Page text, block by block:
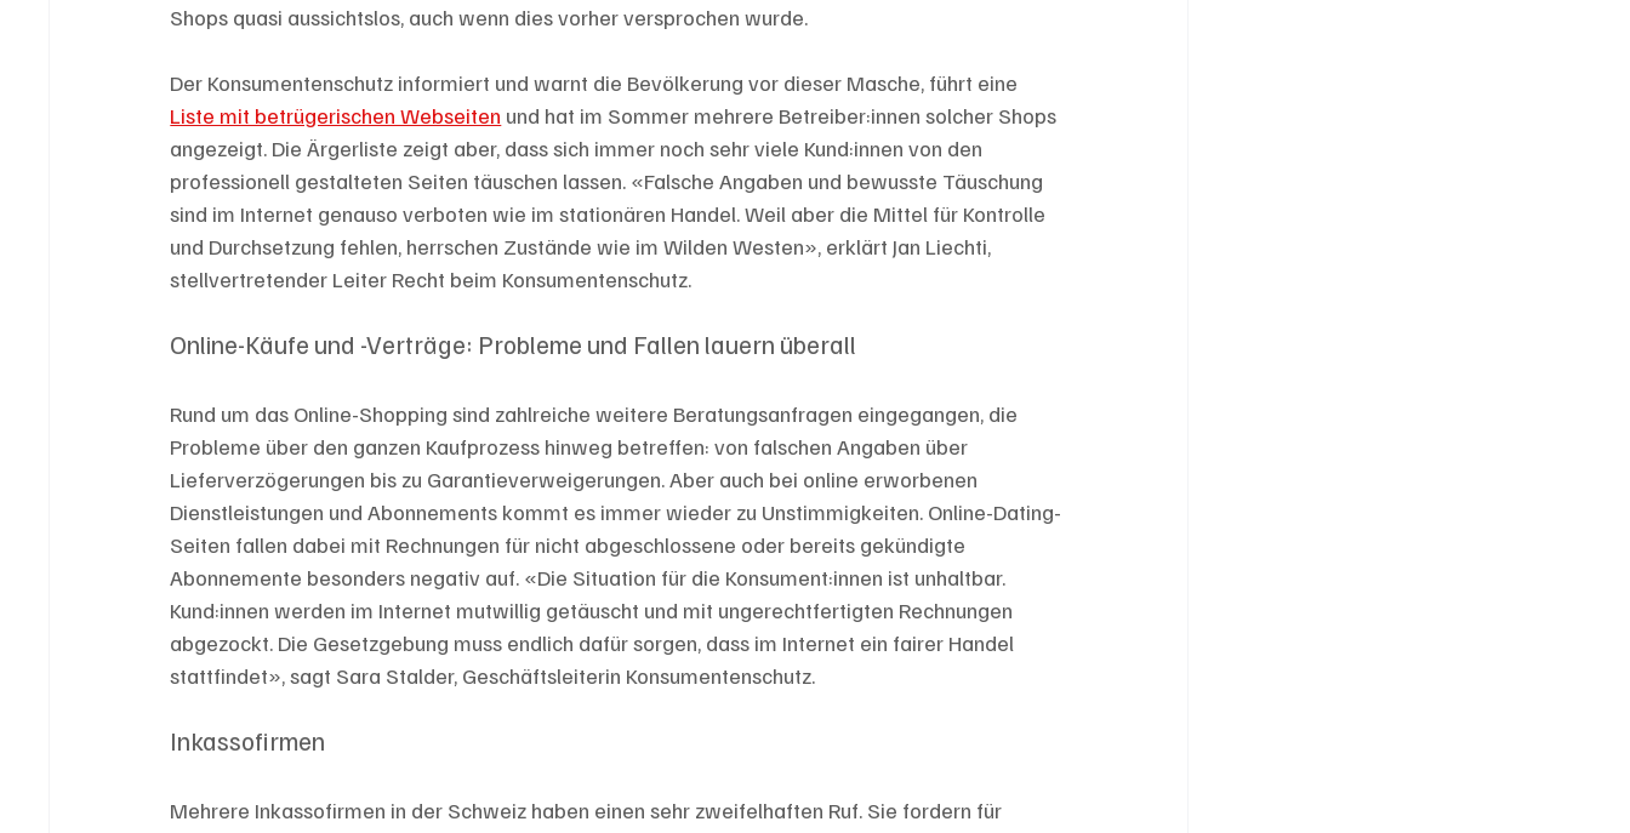
Shops quasi aussichtslos, auch wenn dies vorher versprochen wurde.
Der Konsumentenschutz informiert und warnt die Bevölkerung vor dieser Masche, führt eine
Liste mit betrügerischen Webseiten und hat im Sommer mehrere Betreiber:innen solcher Shops
angezeigt. Die Ärgerliste zeigt aber, dass sich immer noch sehr viele Kund:innen von den
professionell gestalteten Seiten täuschen lassen. «Falsche Angaben und bewusste Täuschung
sind im Internet genauso verboten wie im stationären Handel. Weil aber die Mittel für Kontrolle
und Durchsetzung fehlen, herrschen Zustände wie im Wilden Westen», erklärt Jan Liechti,
stellvertretender Leiter Recht beim Konsumentenschutz.
Online-Käufe und -Verträge: Probleme und Fallen lauern überall
Rund um das Online-Shopping sind zahlreiche weitere Beratungsanfragen eingegangen, die
Probleme über den ganzen Kaufprozess hinweg betreffen: von falschen Angaben über
Lieferverzögerungen bis zu Garantieverweigerungen. Aber auch bei online erworbenen
Dienstleistungen und Abonnements kommt es immer wieder zu Unstimmigkeiten. Online-Dating-
Seiten fallen dabei mit Rechnungen für nicht abgeschlossene oder bereits gekündigte
Abonnemente besonders negativ auf. «Die Situation für die Konsument:innen ist unhaltbar.
Kund:innen werden im Internet mutwillig getäuscht und mit ungerechtfertigten Rechnungen
abgezockt. Die Gesetzgebung muss endlich dafür sorgen, dass im Internet ein fairer Handel
stattfindet», sagt Sara Stalder, Geschäftsleiterin Konsumentenschutz.
Inkassofirmen
Mehrere Inkassofirmen in der Schweiz haben einen sehr zweifelhaften Ruf. Sie fordern für